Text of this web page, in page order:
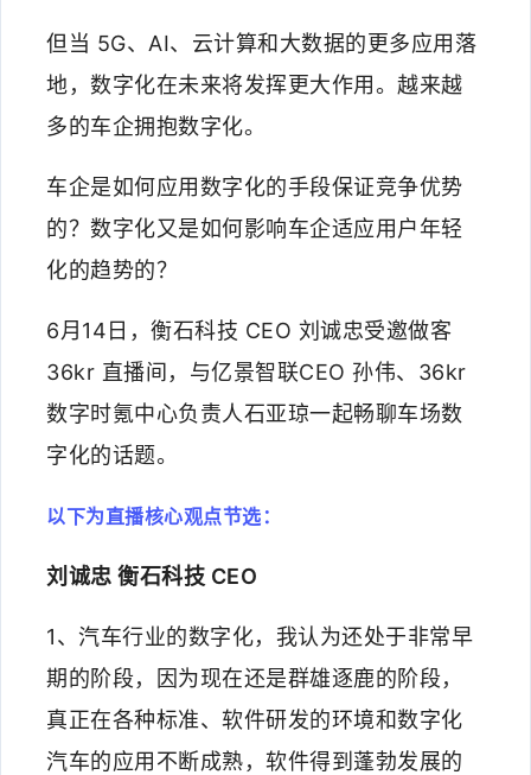
但当 5G、AI、云计算和大数据的更多应用落
地，数字化在未来将发挥更大作用。越来越
多的车企拥抱数字化。
车企是如何应用数字化的手段保证竞争优势
的？数字化又是如何影响车企适应用户年轻
化的趋势的？
6月14日，衡石科技 CEO 刘诚忠受邀做客
36kr 直播间，与亿景智联CEO 孙伟、36kr
数字时氪中心负责人石亚琼一起畅聊车场数
字化的话题。
以下为直播核心观点节选：
刘诚忠 衡石科技 CEO
1、汽车行业的数字化，我认为还处于非常早
期的阶段，因为现在还是群雄逐鹿的阶段，
真正在各种标准、软件研发的环境和数字化
汽车的应用不断成熟，软件得到蓬勃发展的